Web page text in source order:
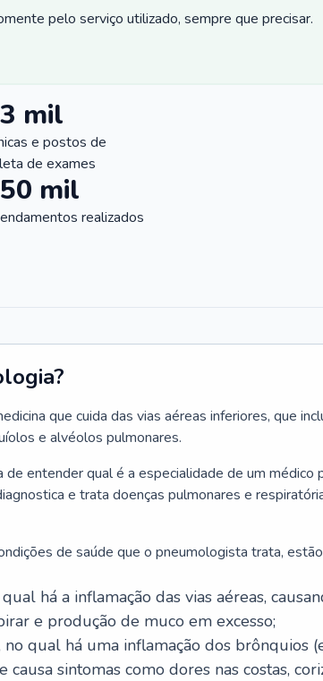
pelo serviço utilizado, sempre que precisar.
mil
e postos de
de exames
mil
realizados
que cuida das vias aéreas inferiores, que
e alvéolos pulmonares.
de entender qual é a especialidade de um médico
e trata doenças pulmonares e
de saúde que o pneumologista trata,
há a inflamação das vias aéreas,
e produção de muco em excesso;
qual há uma inflamação dos brônquios
sintomas como dores nas costas,